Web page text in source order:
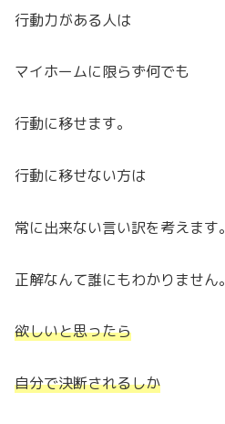
行動力がある人は
マイホームに限らず何でも
行動に移せます。
行動に移せない方は
常に出来ない言い訳を考えます。
正解なんて誰にもわかりません。
欲しいと思ったら
自分で決断されるしか